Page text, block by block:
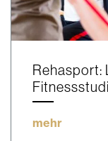
Rehasport:
mehr